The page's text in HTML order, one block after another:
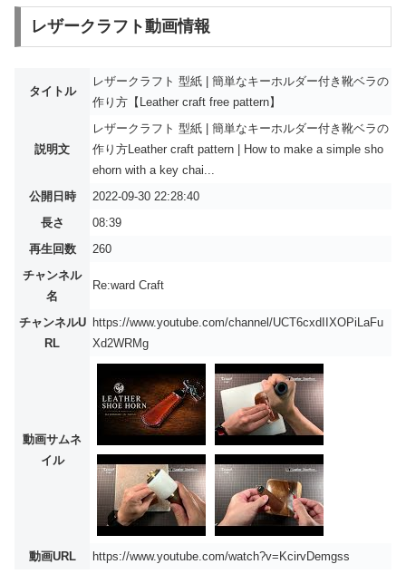
レザークラフト動画情報
タイトル
レザークラフト 型紙 | 簡単なキーホルダー付き靴ベラの
作り方【Leather craft free pattern】
説明文
レザークラフト 型紙 | 簡単なキーホルダー付き靴ベラの
作り方Leather craft pattern | How to make a simple sho
ehorn with a key chai...
公開日時
2022-09-30 22:28:40
長さ
08:39
再生回数
260
チャンネル
名
Re:ward Craft
チャンネルU
RL
https://www.youtube.com/channel/UCT6cxdIIXOPiLaFu
Xd2WRMg
動画サムネ
イル
動画URL https://www.youtube.com/watch?v=KcirvDemgss